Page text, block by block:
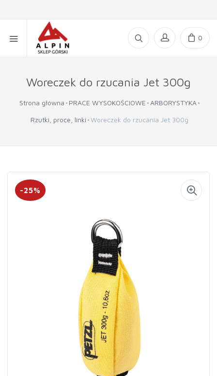
0
Woreczek do rzucania Jet 300g
Strona główna PRACE WYSOKOŚCIOWE ARBORYSTYKA
Rzutki, proce, linki Woreczek do rzucania Jet 300g
-25%